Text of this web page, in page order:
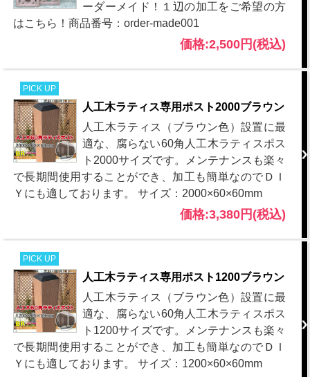
ーダーメイド！１辺の加工をご希望の方
はこちら！商品番号：order-made001
価格:2,500円(税込)
PICK UP
人工木ラティス専用ポスト2000ブラウン
人工木ラティス（ブラウン色）設置に最
適な、腐らない60角人工木ラティスポス
ト2000サイズです。メンテナンスも楽々
で長期間使用することができ、加工も簡単なのでＤＩ
Ｙにも適しております。 サイズ：2000×60×60mm
価格:3,380円(税込)
PICK UP
人工木ラティス専用ポスト1200ブラウン
人工木ラティス（ブラウン色）設置に最
適な、腐らない60角人工木ラティスポス
ト1200サイズです。メンテナンスも楽々
で長期間使用することができ、加工も簡単なのでＤＩ
Ｙにも適しております。 サイズ：1200×60×60mm